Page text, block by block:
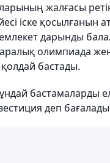
жалғасы
іске қосылғанын
дарынды
олимпиада
бастады.
бастамаларды
деп